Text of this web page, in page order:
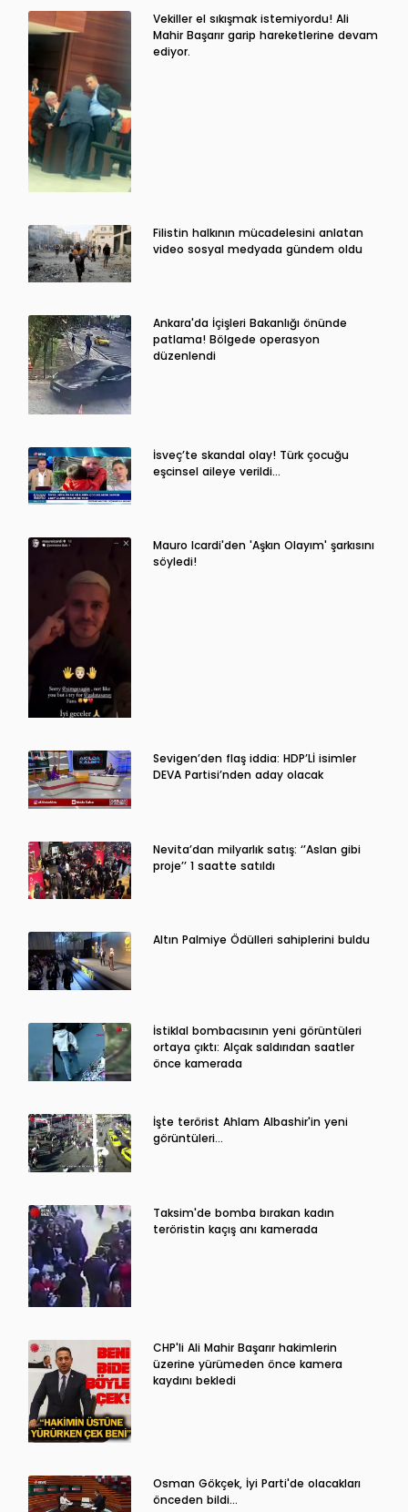
Vekiller el sıkışmak istemiyordu! Ali
Mahir Başarır garip hareketlerine devam
ediyor.
Filistin halkının mücadelesini anlatan
video sosyal medyada gündem oldu
Ankara'da İçişleri Bakanlığı önünde
patlama! Bölgede operasyon
düzenlendi
İsveç’te skandal olay! Türk çocuğu
eşcinsel aileye verildi…
Mauro Icardi'den 'Aşkın Olayım' şarkısını
söyledi!
Sevigen’den flaş iddia: HDP’Lİ isimler
DEVA Partisi’nden aday olacak
Nevita’dan milyarlık satış: ‘’Aslan gibi
proje’’ 1 saatte satıldı
Altın Palmiye Ödülleri sahiplerini buldu
İstiklal bombacısının yeni görüntüleri
ortaya çıktı: Alçak saldırıdan saatler
önce kamerada
İşte terörist Ahlam Albashir'in yeni
görüntüleri…
Taksim'de bomba bırakan kadın
teröristin kaçış anı kamerada
CHP'li Ali Mahir Başarır hakimlerin
üzerine yürümeden önce kamera
kaydını bekledi
Osman Gökçek, İyi Parti'de olacakları
önceden bildi...